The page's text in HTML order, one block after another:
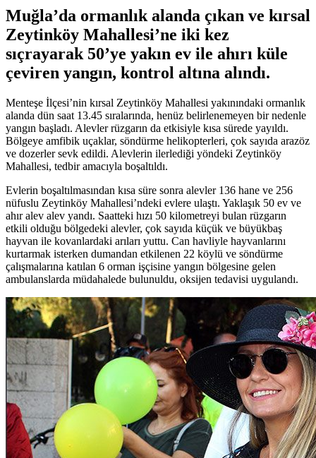
Muğla’da ormanlık alanda çıkan ve kırsal
Zeytinköy Mahallesi’ne iki kez
sıçrayarak 50’ye yakın ev ile ahırı küle
çeviren yangın, kontrol altına alındı.
Menteşe İlçesi’nin kırsal Zeytinköy Mahallesi yakınındaki ormanlık
alanda dün saat 13.45 sıralarında, henüz belirlenemeyen bir nedenle
yangın başladı. Alevler rüzgarın da etkisiyle kısa sürede yayıldı.
Bölgeye amfibik uçaklar, söndürme helikopterleri, çok sayıda arazöz
ve dozerler sevk edildi. Alevlerin ilerlediği yöndeki Zeytinköy
Mahallesi, tedbir amacıyla boşaltıldı.
Evlerin boşaltılmasından kısa süre sonra alevler 136 hane ve 256
nüfuslu Zeytinköy Mahallesi’ndeki evlere ulaştı. Yaklaşık 50 ev ve
ahır alev alev yandı. Saatteki hızı 50 kilometreyi bulan rüzgarın
etkili olduğu bölgedeki alevler, çok sayıda küçük ve büyükbaş
hayvan ile kovanlardaki arıları yuttu. Can havliyle hayvanlarını
kurtarmak isterken dumandan etkilenen 22 köylü ve söndürme
çalışmalarına katılan 6 orman işçisine yangın bölgesine gelen
ambulanslarda müdahalede bulunuldu, oksijen tedavisi uygulandı.